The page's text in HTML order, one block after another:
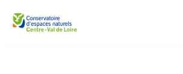
Aller